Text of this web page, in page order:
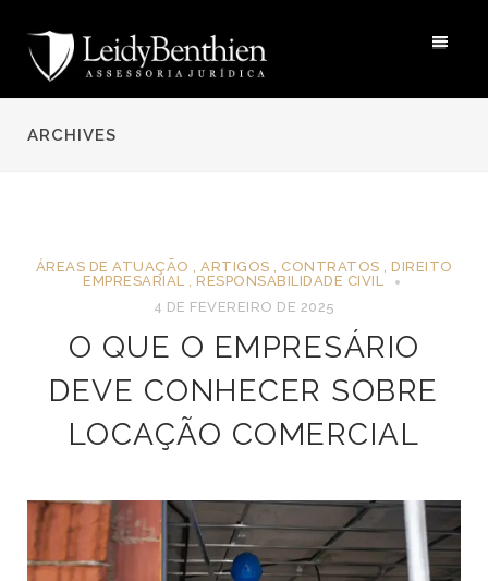
ARCHIVES
ÁREAS DE ATUAÇÃO , ARTIGOS , CONTRATOS , DIREITO
EMPRESARIAL ,RESPONSABILIDADE CIVIL
4 DE FEVEREIRO DE 2025
O QUE O EMPRESÁRIO
DEVE CONHECER SOBRE
LOCAÇÃO COMERCIAL